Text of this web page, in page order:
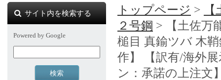
トップページ >
２号鋼 > 【土佐万
槌目 真鍮ツバ 木
作】 【訳有/海外
ン：承諾の上注文
サイト内を検索する
Powered by Google